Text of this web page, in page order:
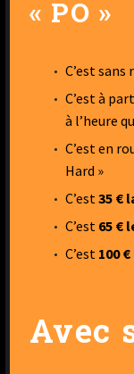
« PO »
C’est
C’est à
à l’heure
C’est en
Hard »
C’est 35 €
C’est 65 €
C’est 100
Avec